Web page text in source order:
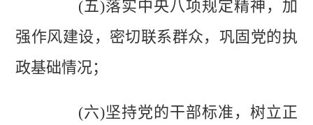
(五)落实中央八项规定精神，加
强作风建设，密切联系群众，巩固党的执
政基础情况；
(六)坚持党的干部标准，树立正